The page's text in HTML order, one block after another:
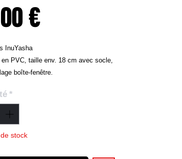
€
InuYasha
PVC, taille env. 18 cm avec socle,
boîte-fenêtre.
*
stock